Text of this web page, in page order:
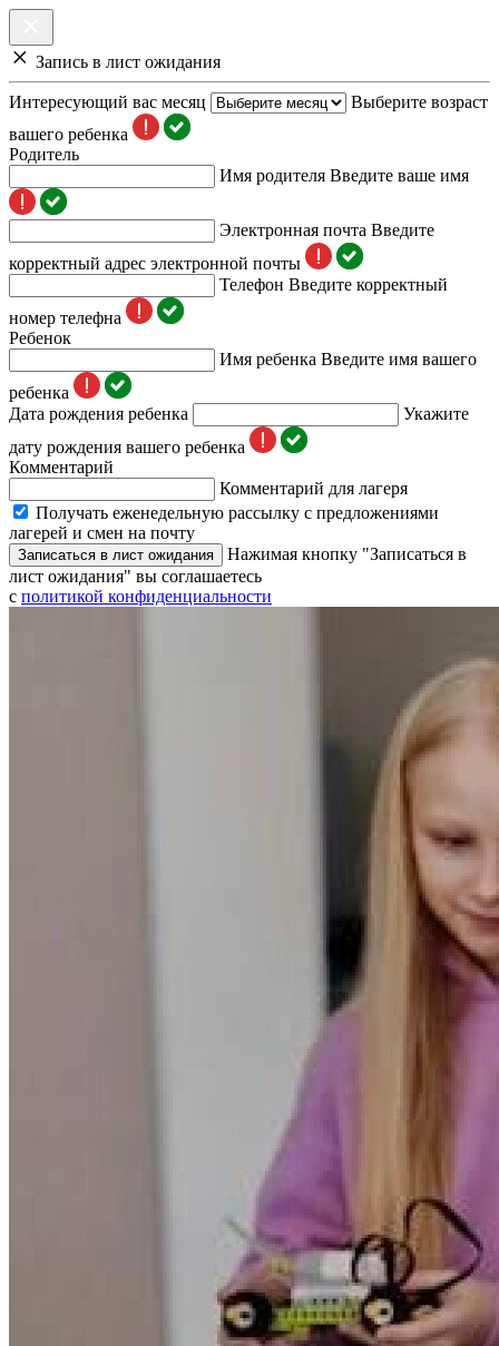
Запись в лист ожидания
Интересующий вас месяц
Выберите возраст
вашего ребенка
Родитель
Имя родителя Введите ваше имя
Электронная почта Введите
корректный адрес электронной почты
Телефон Введите корректный
номер телефна
Ребенок
Имя ребенка Введите имя вашего
ребенка
Дата рождения ребенка
Укажите
дату рождения вашего ребенка
Комментарий
Комментарий для лагеря
Получать еженедельную рассылку с предложениями
лагерей и смен на почту
Записаться в лист ожидания
Нажимая кнопку "Записаться в
лист ожидания" вы соглашаетесь
с политикой конфиденциальности